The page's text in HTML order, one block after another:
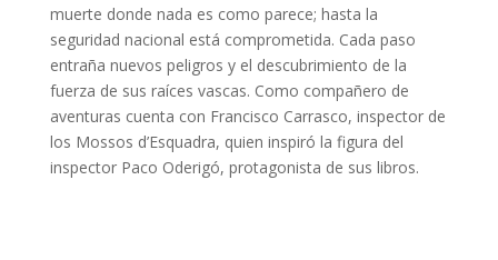
muerte donde nada es como parece; hasta la
seguridad nacional está comprometida. Cada paso
entraña nuevos peligros y el descubrimiento de la
fuerza de sus raíces vascas. Como compañero de
aventuras cuenta con Francisco Carrasco, inspector de
los Mossos d’Esquadra, quien inspiró la figura del
inspector Paco Oderigó, protagonista de sus libros.